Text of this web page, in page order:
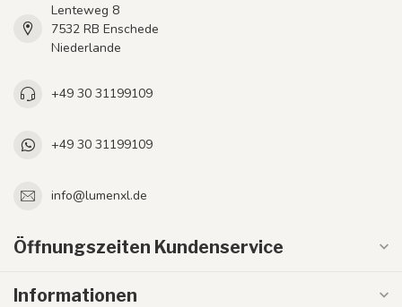
Lenteweg 8
7532 RB Enschede
Niederlande
+49 30 31199109
+49 30 31199109
info@lumenxl.de
Öffnungszeiten Kundenservice
Informationen